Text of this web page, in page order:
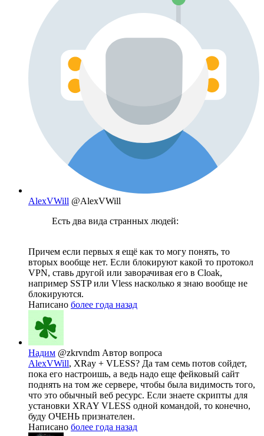
AlexVWill @AlexVWill
Есть два вида странных людей:
Причем если первых я ещё как то могу понять, то
вторых вообще нет. Если блокируют какой то протокол
VPN, ставь другой или заворачивая его в Cloak,
например SSTP или Vless насколько я знаю вообще не
блокируются.
Написано более года назад
Надим @zkrvndm Автор вопроса
AlexVWill, XRay + VLESS? Да там семь потов сойдет,
пока его настроишь, а ведь надо еще фейковый сайт
поднять на том же сервере, чтобы была видимость того,
что это обычный веб ресурс. Если знаете скрипты для
установки XRAY VLESS одной командой, то конечно,
буду ОЧЕНЬ признателен.
Написано более года назад